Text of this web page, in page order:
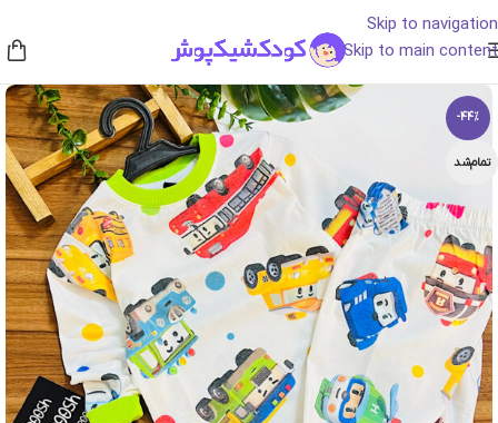
Skip to navigation
Skip to main content
-44%
تمام‌شد